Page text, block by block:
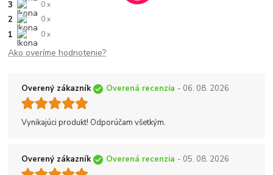
3 0 x
2 0 x
1 0 x
Ako overíme hodnotenie?
Overený zákazník Overená recenzia - 06. 08. 2026
Vynikajúci produkt! Odporúčam všetkým.
Overený zákazník Overená recenzia - 05. 08. 2026